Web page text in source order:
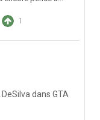
1
dans GTA